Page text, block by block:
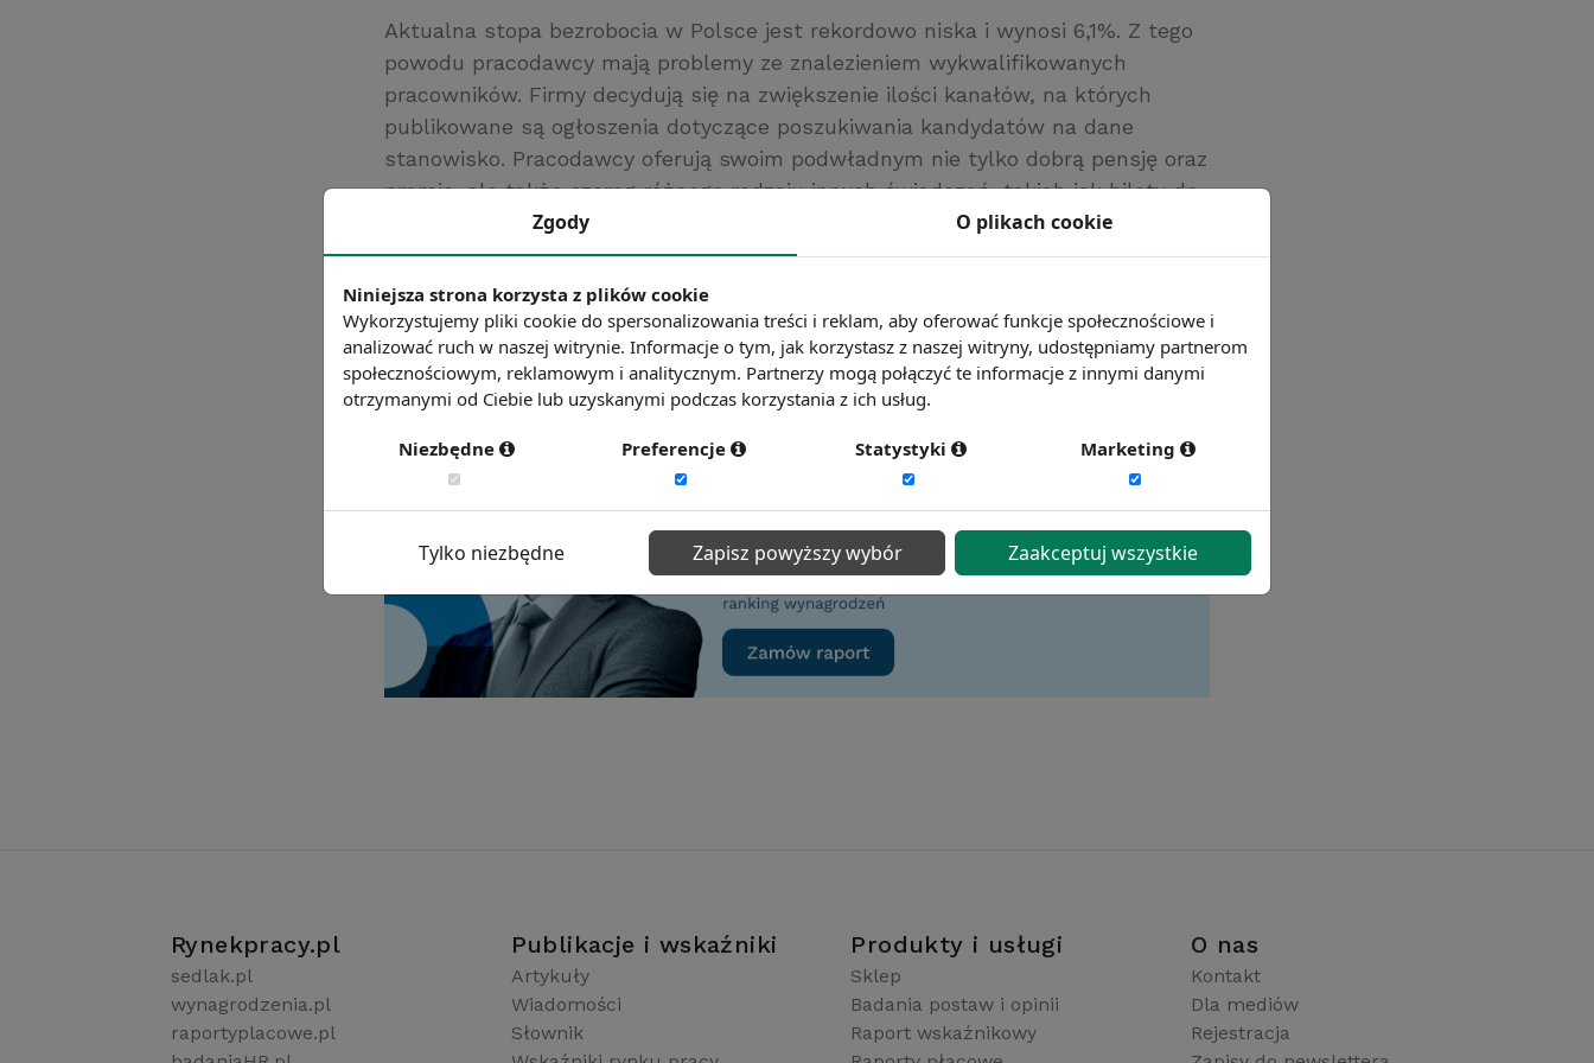
Aktualna stopa bezrobocia w Polsce jest rekordowo niska i wynosi 6,1%. Z tego
powodu pracodawcy mają problemy ze znalezieniem wykwalifikowanych
pracowników. Firmy decydują się na zwiększenie ilości kanałów, na których
publikowane są ogłoszenia dotyczące poszukiwania kandydatów na dane
stanowisko. Pracodawcy oferują swoim podwładnym nie tylko dobrą pensję oraz
premie, ale także szereg różnego rodzaju innych świadczeń, takich jak bilety do
kina czy pakiety medyczne. Dodatkowo przedsiębiorstwa w celu zachęcenia
podwładnych do dalszej pracy jasno określają ich ścieżkę rozwoju.
Źródło: http://www.bialystokonline.pl
Chcesz wiedzieć więcej?Zobacz więcej wiadomości
Rynekpracy.pl
sedlak.pl
wynagrodzenia.pl
raportyplacowe.pl
Publikacje i wskaźniki
Artykuły
Wiadomości
Słownik
Produkty i usługi
Sklep
Badania postaw i opinii
Raport wskaźnikowy
O nas
Kontakt
Dla mediów
Rejestracja
Zgody O plikach cookie
Niniejsza strona korzysta z plików cookie
Wykorzystujemy pliki cookie do spersonalizowania treści i reklam, aby oferować funkcje społecznościowe i
analizować ruch w naszej witrynie. Informacje o tym, jak korzystasz z naszej witryny, udostępniamy partnerom
społecznościowym, reklamowym i analitycznym. Partnerzy mogą połączyć te informacje z innymi danymi
otrzymanymi od Ciebie lub uzyskanymi podczas korzystania z ich usług.
Niezbędne Preferencje Statystyki Marketing
Tylko niezbędne Zapisz powyższy wybór Zaakceptuj wszystkie